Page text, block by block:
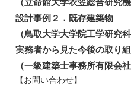
設計事例２．既存建
（鳥取大学大学院工学研究
実務者から見た今後の取
（一級建築士事務所有限会
【お問い合わせ】